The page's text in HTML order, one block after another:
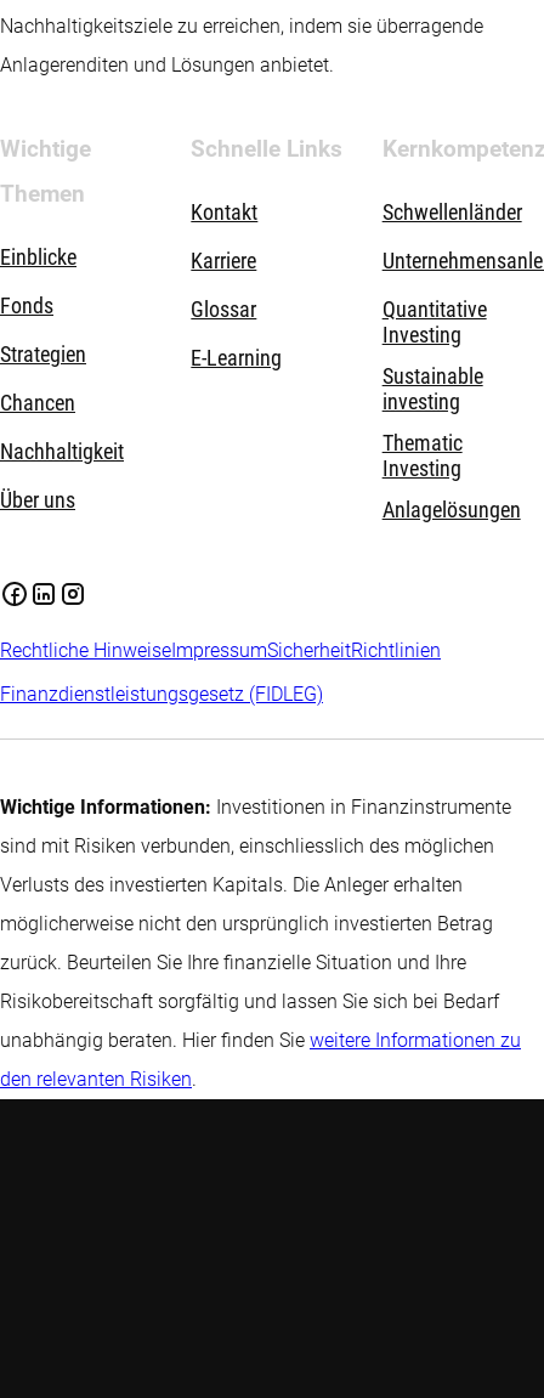
Nachhaltigkeitsziele zu erreichen, indem sie überragende
Anlagerenditen und Lösungen anbietet.
Wichtige
Themen
Einblicke
Fonds
Strategien
Chancen
Nachhaltigkeit
Über uns
Schnelle Links
Kontakt
Karriere
Glossar
E-Learning
Schwellenländer
Quantitative
Investing
Sustainable
investing
Thematic
Investing
Anlagelösungen
Rechtliche Hinweise ImpressumSicherheitRichtlinien
Finanzdienstleistungsgesetz (FIDLEG)
Wichtige Informationen: Investitionen in Finanzinstrumente
sind mit Risiken verbunden, einschliesslich des möglichen
Verlusts des investierten Kapitals. Die Anleger erhalten
möglicherweise nicht den ursprünglich investierten Betrag
zurück. Beurteilen Sie Ihre finanzielle Situation und Ihre
Risikobereitschaft sorgfältig und lassen Sie sich bei Bedarf
unabhängig beraten. Hier finden Sie weitere Informationen zu
den relevanten Risiken.